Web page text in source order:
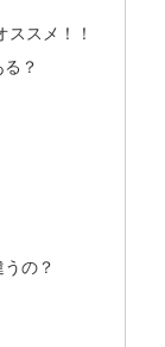
スメ！！
？
の？